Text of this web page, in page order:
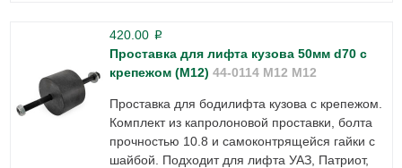
420.00 p
Проставка для лифта кузова 50мм d70 с
крепежом (М12) 44-0114 M12 М12
Проставка для бодилифта кузова с крепежом.
Комплект из капролоновой проставки, болта
прочностью 10.8 и самоконтрящейся гайки с
шайбой. Подходит для лифта УАЗ, Патриот,